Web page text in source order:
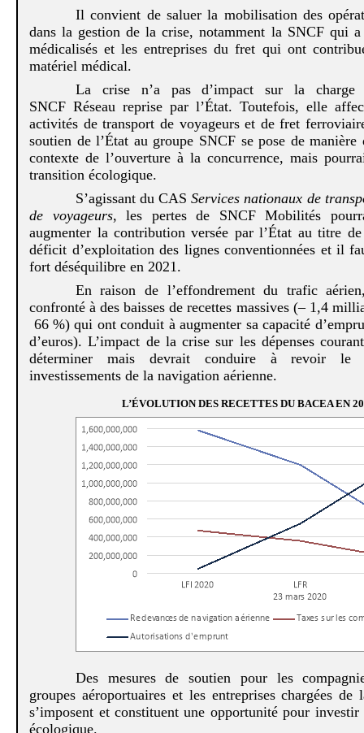
Il convient de saluer la mobilisation des
dans la gestion de la crise, notamment la SNCF qui
médicalisés et les entreprises du fret qui ont
matériel médical.
La crise n’a pas d’impact sur la
SNCF Réseau reprise par l’État. Toutefois, elle
activités de transport de voyageurs et de fret
soutien de l’État au groupe SNCF se pose de
contexte de l’ouverture à la concurrence, mais
transition écologique.
S’agissant du CASServices nationaux de
de voyageurs, les pertes de SNCF Mobilités
augmenter la contribution versée par l’État au titre
déficit d’exploitation des lignes conventionnées et il
fort déséquilibre en 2021.
En raison de l’effondrement du trafic
confronté à des baisses de recettes massives (– 1,4
66 %) qui ont conduit à augmenter sa capacité
d’euros). L’impact de la crise sur les dépenses
déterminer mais devrait conduire à revoir le
investissements de la navigation aérienne.
L’ÉVOLUTION DES RECETTES DU BACEA EN
Des mesures de soutien pour les
groupes aéroportuaires et les entreprises chargées de
s’imposent et constituent une opportunité pour
écologique.